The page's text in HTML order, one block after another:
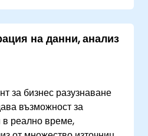
на данни, анализ
за бизнес разузнаване
възможност за
в реално време,